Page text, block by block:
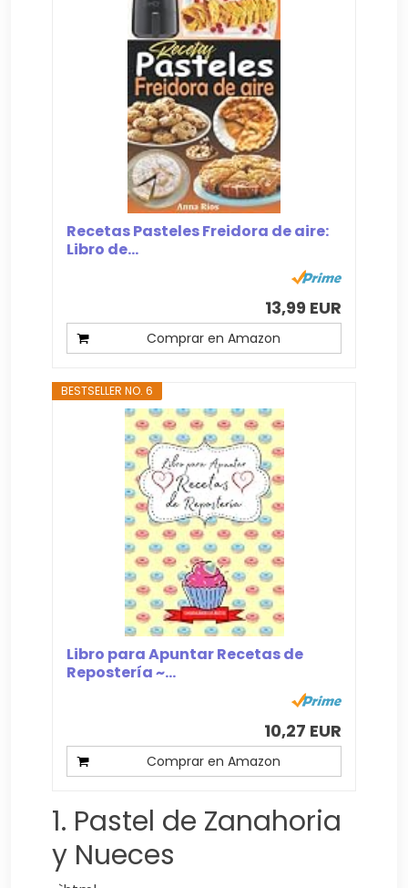
Recetas Pasteles Freidora de aire:
Libro de...
13,99 EUR
Comprar en Amazon
BESTSELLER NO. 6
Libro para Apuntar Recetas de
Repostería ~...
10,27 EUR
Comprar en Amazon
1. Pastel de Zanahoria
y Nueces